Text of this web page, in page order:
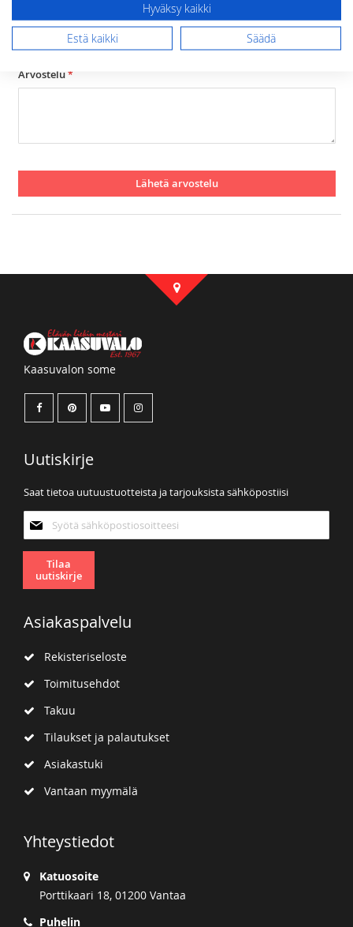
Arvostelu
Lähetä arvostelu
Kaasuvalon some
Uutiskirje
Saat tietoa uutuustuotteista ja tarjouksista sähköpostiisi
uutiskirjeemme:
Tilaa
uutiskirje
Asiakaspalvelu
Rekisteriseloste
Toimitusehdot
Takuu
Tilaukset ja palautukset
Asiakastuki
Vantaan myymälä
Yhteystiedot
Katuosoite
Porttikaari 18, 01200 Vantaa
Puhelin
Hyväksy kaikki
Estä kaikki Säädä